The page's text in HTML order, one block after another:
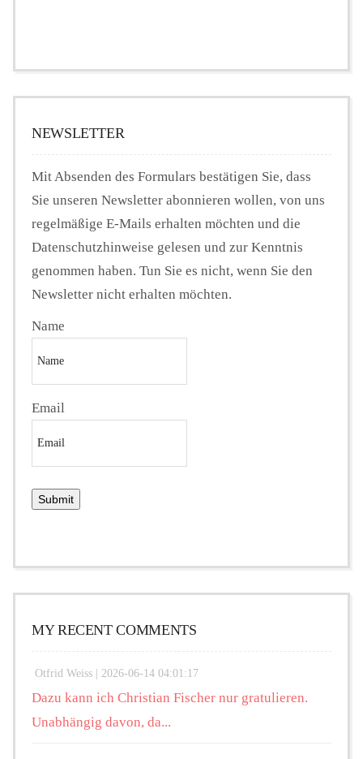
NEWSLETTER
Mit Absenden des Formulars bestätigen Sie, dass
Sie unseren Newsletter abonnieren wollen, von uns
regelmäßige E-Mails erhalten möchten und die
Datenschutzhinweise gelesen und zur Kenntnis
genommen haben. Tun Sie es nicht, wenn Sie den
Newsletter nicht erhalten möchten.
Name
Email
MY RECENT COMMENTS
Otfrid Weiss | 2026-06-14 04:01:17
Dazu kann ich Christian Fischer nur gratulieren.
Unabhängig davon, da...